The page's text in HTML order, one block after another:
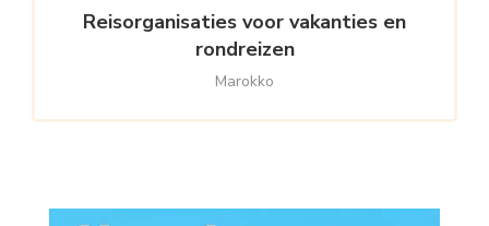
Reisorganisaties voor vakanties en
rondreizen
Marokko